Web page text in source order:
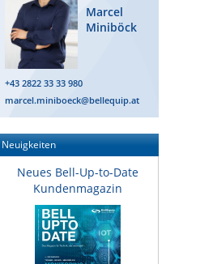
Marcel
Miniböck
+43 2822 33 33 980
marcel.miniboeck@bellequip.at
Neuigkeiten
Neues Bell-Up-to-Date
Kundenmagazin